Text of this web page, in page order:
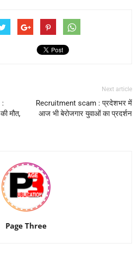
:
मौत,
Next article
Recruitment scam : प्रदेशभर में
आज भी बेरोजगार युवाओं का प्रदर्शन
Page Three